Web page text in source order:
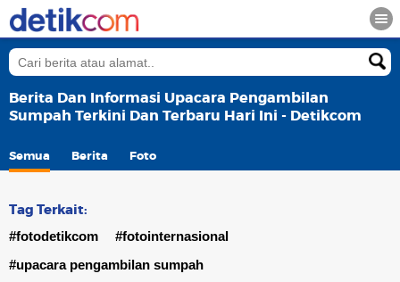
Berita Dan Informasi Upacara Pengambilan
Sumpah Terkini Dan Terbaru Hari Ini - Detikcom
Semua Berita Foto
Tag Terkait:
#fotodetikcom
#fotointernasional
#upacara pengambilan sumpah